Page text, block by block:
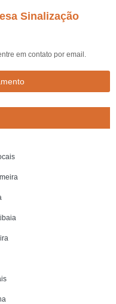
Sinalização
em contato por email.